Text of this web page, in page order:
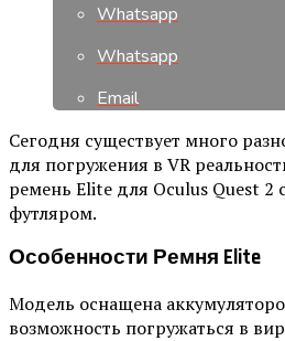
Whatsapp
Whatsapp
Email
Сегодня существует много
для погружения в VR
ремень Elite для Oculus Quest 2
футляром.
Особенности Ремня Elite
Модель оснащена
возможность погружаться в